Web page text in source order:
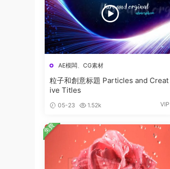
AE模闆 CG素材
粒子和創意标題 Particles and Creat
ive Titles
05-23 1.52k VIP
免費